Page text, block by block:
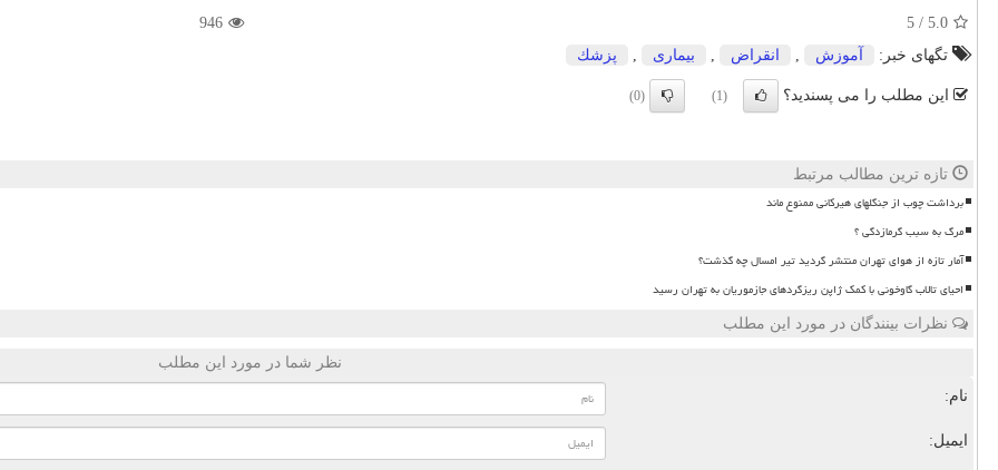
5.0
/
5
946
تگهای خبر:
آموزش انقراض بیماری پزشك
این مطلب را می پسندید؟ (1)
(0)
تازه ترین مطالب مرتبط
برداشت چوب از جنگلهای هیرکانی ممنوع ماند
مرگ به سبب گرمازدگی ؟
آمار تازه از هوای تهران منتشر گردید تیر امسال چه گذشت؟
احیای تالاب گاوخونی با کمک ژاپن ریزگردهای جازموریان به تهران رسید
نظرات بینندگان در مورد این مطلب
نظر شما در مورد این مطلب
نام:
ایمیل: